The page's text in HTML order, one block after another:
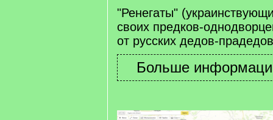
"Ренегаты"
своих предков-
от русских дедов-